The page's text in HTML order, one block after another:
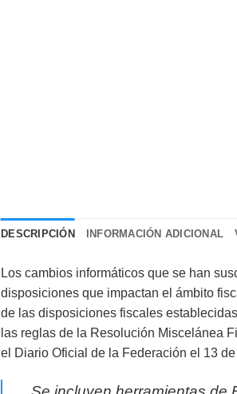
DESCRIPCIÓN INFORMACIÓN ADICIONAL
Los cambios informáticos que se han
disposiciones que impactan el ámbito
de las disposiciones fiscales
las reglas de la Resolución Miscelánea
el Diario Oficial de la Federación el 13